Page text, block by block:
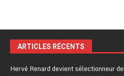
ARTICLES RÉCENTS
Hervé Renard devient sélectionneur